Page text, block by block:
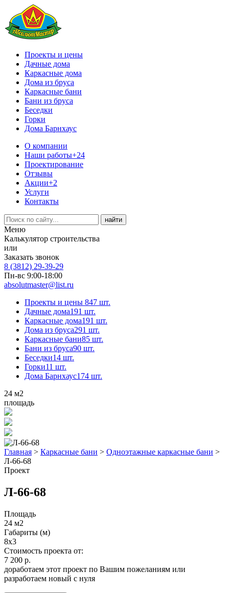
Проекты и цены
Дачные дома
Каркасные дома
Дома из бруса
Каркасные бани
Бани из бруса
Беседки
Горки
Дома Барнхаус
О компании
Наши работы+24
Проектирование
Отзывы
Акции+2
Услуги
Контакты
Меню
Калькулятор строительства
или
Заказать звонок
8 (3812) 29-39-29
Пн-вс 9:00-18:00
absolutmaster@list.ru
Проекты и цены 847 шт.
Дачные дома191 шт.
Каркасные дома191 шт.
Дома из бруса291 шт.
Каркасные бани85 шт.
Бани из бруса90 шт.
Беседки14 шт.
Горки11 шт.
Дома Барнхаус174 шт.
24 м2
площадь
Главная > Каркасные бани > Одноэтажные каркасные бани >
Л-66-68
Проект
Л-66-68
Площадь
24 м2
Габариты (м)
8x3
Стоимость проекта от:
7 200 р.
доработаем этот проект по Вашим пожеланиям или
разработаем новый с нуля